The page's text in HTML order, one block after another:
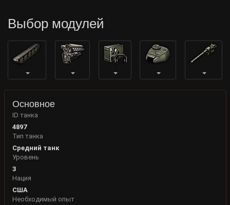
Выбор модулей
Основное
ID танка
4897
Тип танка
Средний танк
Уровень
3
Нация
США
Необходимый опыт